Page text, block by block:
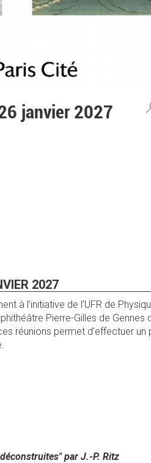
janvier 2027
2027
l’initiative de l’UFR de
Pierre-Gilles de Gennes
réunions permet d’effectuer
par J.-P. Ritz